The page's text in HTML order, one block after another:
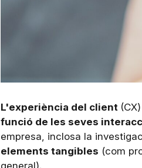
L'experiència del client
funció de les seves
empresa, inclosa la
elements tangibles (com